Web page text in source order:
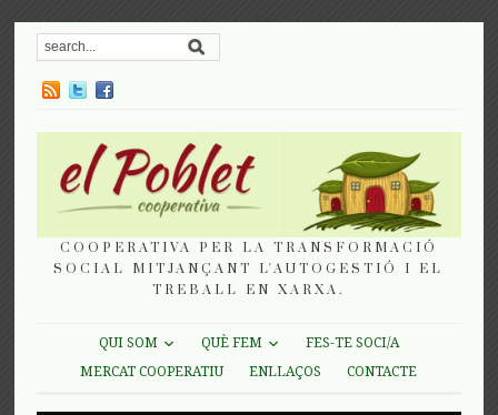
COOPERATIVA PER LA TRANSFORMACIÓ
SOCIAL MITJANÇANT L'AUTOGESTIÓ I EL
TREBALL EN XARXA.
QUI SOM QUÈ FEM
FES-TE SOCI/A
MERCAT COOPERATIU
ENLLAÇOS CONTACTE